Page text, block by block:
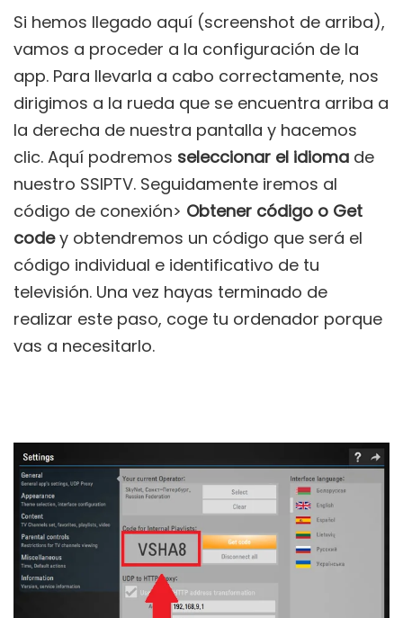
Si hemos llegado aquí (screenshot de arriba),
vamos a proceder a la configuración de la
app. Para llevarla a cabo correctamente, nos
dirigimos a la rueda que se encuentra arriba a
la derecha de nuestra pantalla y hacemos
clic. Aquí podremos seleccionar el idioma de
nuestro SSIPTV. Seguidamente iremos al
código de conexión> Obtener código o Get
codey obtendremos un código que será el
código individual e identificativo de tu
televisión. Una vez hayas terminado de
realizar este paso, coge tu ordenador porque
vas a necesitarlo.